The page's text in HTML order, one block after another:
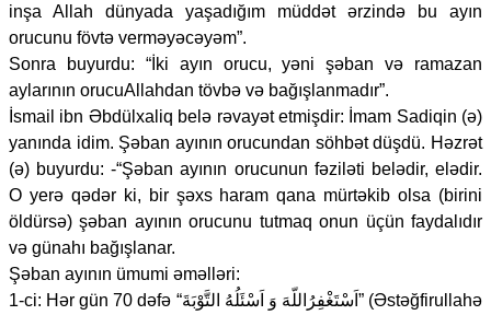
inşa Allah dünyada yaşadığım müddət ərzində bu ayın
orucunu fövtə verməyəcəyəm”.
Sonra buyurdu: “İki ayın orucu, yəni şəban və ramazan
aylarının orucuAllahdan tövbə və bağışlanmadır”.
İsmail ibn Əbdülxaliq belə rəvayət etmişdir: İmam Sadiqin (ə)
yanında idim. Şəban ayının orucundan söhbət düşdü. Həzrət
(ə) buyurdu: -“Şəban ayının orucunun fəziləti belədir, elədir.
O yerə qədər ki, bir şəxs haram qana mürtəkib olsa (birini
öldürsə) şəban ayının orucunu tutmaq onun üçün faydalıdır
və günahı bağışlanar.
Şəban ayının ümumi əməlləri:
1-ci: Hər gün 70 dəfə “اَسْتَغْفِرُاللّهَ وَ اَسْئَلُهُ التَّوْبَةَ” (Əstəğfirullahə